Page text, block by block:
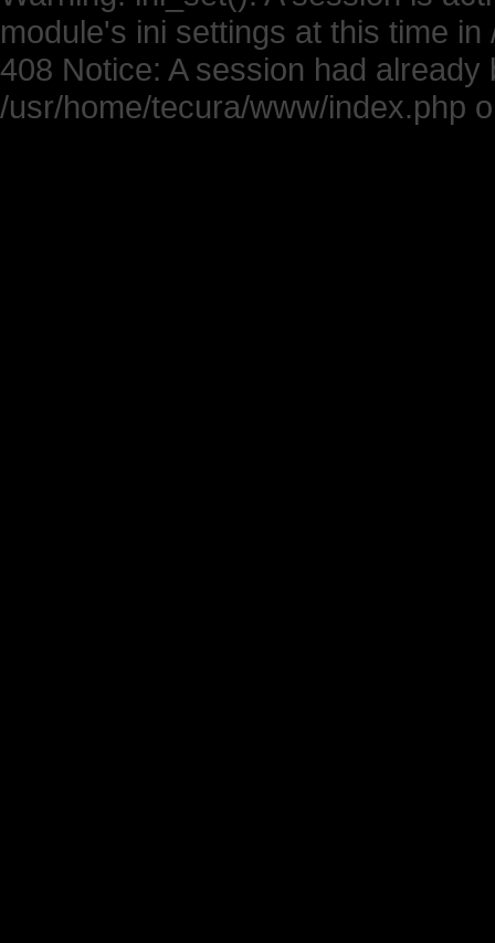
module's ini settings at this time
408 Notice: A session had
/usr/home/tecura/www/index.php